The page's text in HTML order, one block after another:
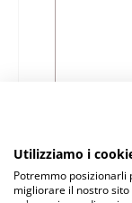
Utilizziamo i
Potremmo
migliorare il nostro